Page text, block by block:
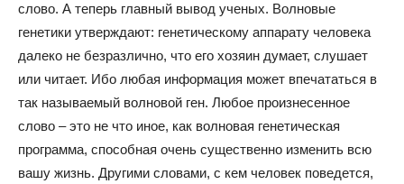
слово. А теперь главный вывод ученых. Волновые
генетики утверждают: генетическому аппарату человека
далеко не безразлично, что его хозяин думает, слушает
или читает. Ибо любая информация может впечататься в
так называемый волновой ген. Любое произнесенное
слово – это не что иное, как волновая генетическая
программа, способная очень существенно изменить всю
вашу жизнь. Другими словами, с кем человек поведется,